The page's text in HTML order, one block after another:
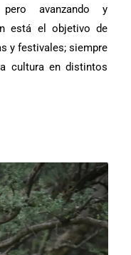
avanzando y
está el objetivo de
y festivales; siempre
cultura en distintos